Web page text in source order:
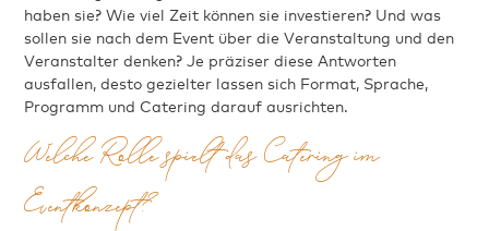
haben sie? Wie viel Zeit können sie investieren? Und was
sollen sie nach dem Event über die Veranstaltung und den
Veranstalter denken? Je präziser diese Antworten
ausfallen, desto gezielter lassen sich Format, Sprache,
Programm und Catering darauf ausrichten.
Welche Rolle spielt das Catering im
Eventkonzept?